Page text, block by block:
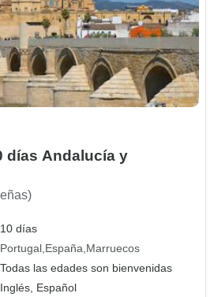
días Andalucía y
10 días
Portugal España Marruecos
Todas las edades son bienvenidas
Inglés, Español